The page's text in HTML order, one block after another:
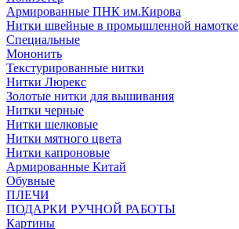
Армированные ПНК им.Кирова
Нитки швейные в промышленной намотке
Специальные
Мононить
Текстурированные нитки
Нитки Люрекс
Золотые нитки для вышивания
Нитки черные
Нитки шелковые
Нитки мятного цвета
Нитки капроновые
Армированные Китай
Обувные
ПЛЕЧИ
ПОДАРКИ РУЧНОЙ РАБОТЫ
Картины